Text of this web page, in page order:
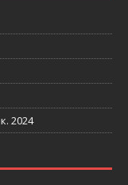
2024